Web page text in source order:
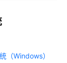
（Windows）